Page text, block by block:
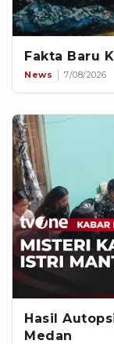
Fakta Baru
News 7/08/2026
Hasil
Medan